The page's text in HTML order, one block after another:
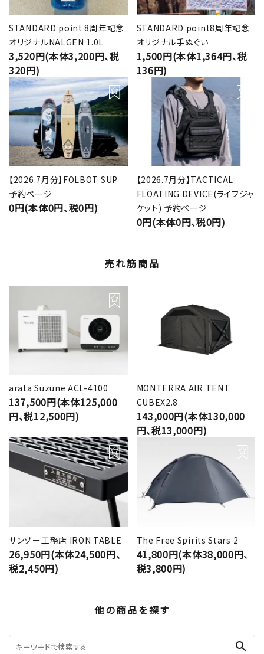
STANDARD point 8周年記念
オリジナルNALGEN 1.0L
3,520円(本体3,200円、税
320円)
STANDARD point8周年記念
オリジナル手ぬぐい
1,500円(本体1,364円、税
136円)
【2026.7月分】FOLBOT SUP
予約ページ
0円(本体0円、税0円)
【2026.7月分】TACTICAL
FLOATING DEVICE(ライフジャ
ケット) 予約ページ
0円(本体0円、税0円)
売れ筋商品
arata Suzune ACL-4100
137,500円(本体125,000
円、税12,500円)
MONTERRA AIR TENT
CUBEX2.8
143,000円(本体130,000
円、税13,000円)
サンゾー工務店 IRON TABLE
26,950円(本体24,500円、
税2,450円)
The Free Spirits Stars 2
41,800円(本体38,000円、
税3,800円)
他の商品を探す
search